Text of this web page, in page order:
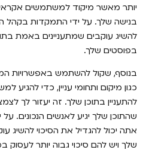
יותר מאשר מיקוד למשתמשים
בנישה שלך. על ידי התמקדות בקהל
להשיג עוקבים שמתעניינים באמת
בפוסטים שלך.
בנוסף, שקול להשתמש באפשרויות
כגון מיקום ותחומי עניין, כדי להגיע
להתעניין בתוכן שלך. זה יעזור לך
שהתוכן שלך יגיע לאנשים הנכונים.
אתה יכול להגדיל את הסיכוי להשיג
שלך ויש להם סיכוי גבוה יותר לעסוק